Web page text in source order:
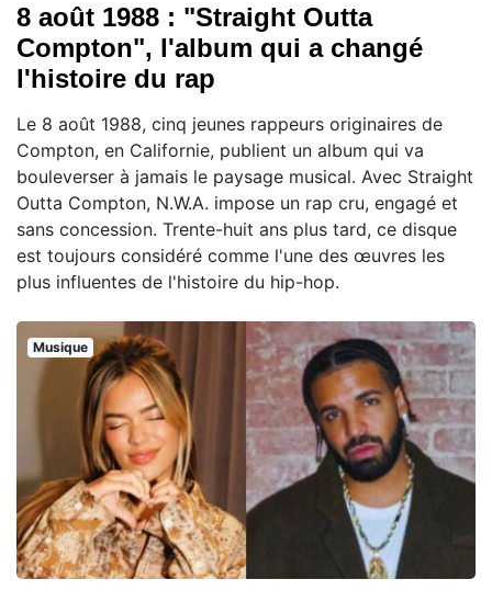
8 août 1988 : "Straight Outta
Compton", l'album qui a changé
l'histoire du rap
Le 8 août 1988, cinq jeunes rappeurs originaires de
Compton, en Californie, publient un album qui va
bouleverser à jamais le paysage musical. Avec Straight
Outta Compton, N.W.A. impose un rap cru, engagé et
sans concession. Trente-huit ans plus tard, ce disque
est toujours considéré comme l'une des œuvres les
plus influentes de l'histoire du hip-hop.
Musique